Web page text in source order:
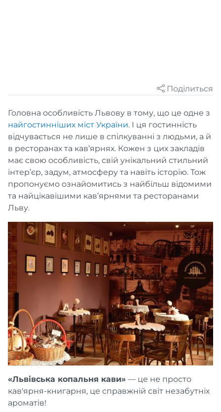
Поділиться
Головна особливість Львову в тому, що це одне з
найгостинніших міст України. І ця гостинність
відчувається не лише в спілкуванні з людьми, а й
в ресторанах та кав’ярнях. Кожен з цих закладів
має свою особливість, свій унікальний стильний
інтер’єр, задум, атмосферу та навіть історію. Тож
пропонуємо ознайомитись з найбільш відомими
та найцікавішими кав’ярнями та ресторанами
Льву.
«Львівська копальня кави» — це не просто
кав'ярня-книгарня, це справжній світ незабутніх
ароматів!